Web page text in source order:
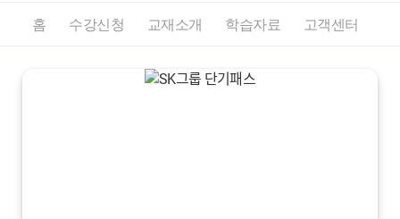
홈 수강신청 교재소개 학습자료 고객센터